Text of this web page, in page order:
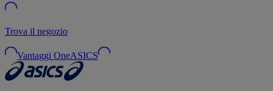
Trova il negozio
Vantaggi OneASICS